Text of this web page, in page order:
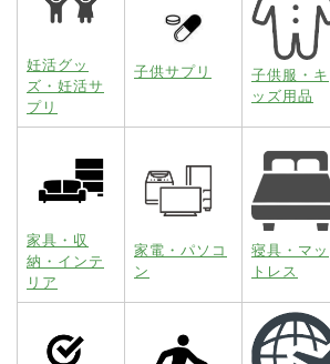
妊活グッ
ズ・妊活サ
プリ
子供サプリ
子供服・キ
ッズ用品
家具・収
納・インテ
リア
家電・パソコ
ン
寝具・マッ
トレス